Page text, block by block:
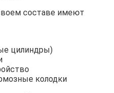
составе имеют
цилиндры)
колодки